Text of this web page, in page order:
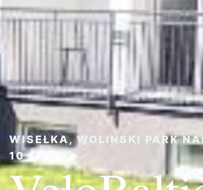
WISEŁKA, WOLIŃSKI PARK
10